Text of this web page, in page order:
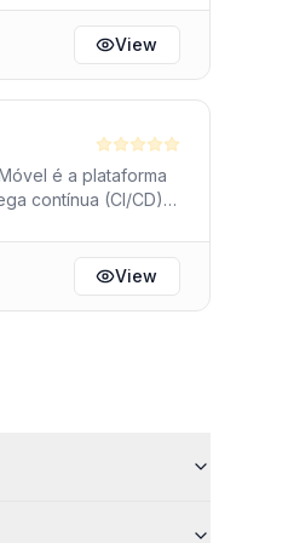
View
é a plataforma
contínua (CI/CD)
processos de
para iOS e
commit até a
View